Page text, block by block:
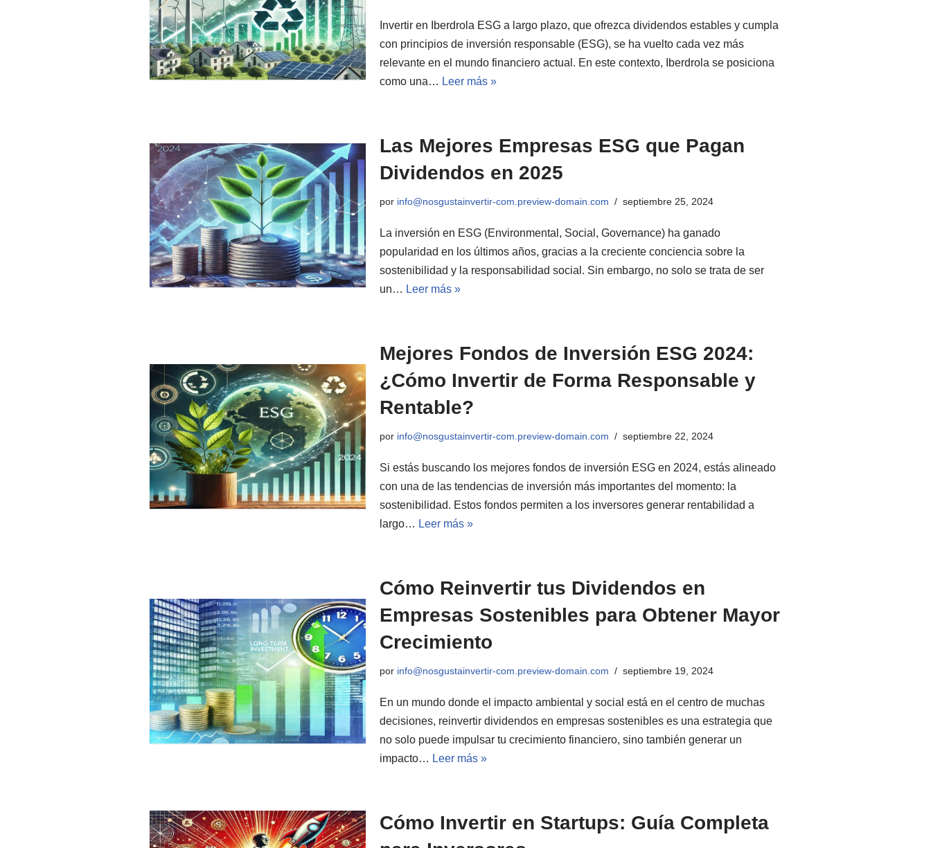
Invertir en Iberdrola ESG a largo plazo, que ofrezca dividendos estables y cumpla
con principios de inversión responsable (ESG), se ha vuelto cada vez más
relevante en el mundo financiero actual. En este contexto, Iberdrola se posiciona
como una… Leer más »
Las Mejores Empresas ESG que Pagan
Dividendos en 2025
por info@nosgustainvertir-com.preview-domain.com septiembre 25, 2024
La inversión en ESG (Environmental, Social, Governance) ha ganado
popularidad en los últimos años, gracias a la creciente conciencia sobre la
sostenibilidad y la responsabilidad social. Sin embargo, no solo se trata de ser
un… Leer más »
Mejores Fondos de Inversión ESG 2024:
¿Cómo Invertir de Forma Responsable y
Rentable?
por info@nosgustainvertir-com.preview-domain.com septiembre 22, 2024
Si estás buscando los mejores fondos de inversión ESG en 2024, estás alineado
con una de las tendencias de inversión más importantes del momento: la
sostenibilidad. Estos fondos permiten a los inversores generar rentabilidad a
largo… Leer más »
Cómo Reinvertir tus Dividendos en
Empresas Sostenibles para Obtener Mayor
Crecimiento
por info@nosgustainvertir-com.preview-domain.com septiembre 19, 2024
En un mundo donde el impacto ambiental y social está en el centro de muchas
decisiones, reinvertir dividendos en empresas sostenibles es una estrategia que
no solo puede impulsar tu crecimiento financiero, sino también generar un
impacto… Leer más »
Cómo Invertir en Startups: Guía Completa